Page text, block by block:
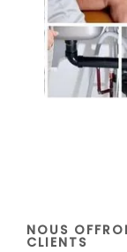
NOUS
CLIENTS